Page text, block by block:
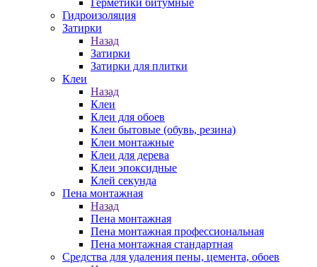
Герметики битумные
Гидроизоляция
Затирки
Назад
Затирки
Затирки для плитки
Клеи
Назад
Клеи
Клеи для обоев
Клеи бытовые (обувь, резина)
Клеи монтажные
Клеи для дерева
Клеи эпоксидные
Клей секунда
Пена монтажная
Назад
Пена монтажная
Пена монтажная профессиональная
Пена монтажная стандартная
Средства для удаления пены, цемента, обоев